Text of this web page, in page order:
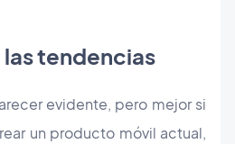
las tendencias
evidente, pero mejor si
un producto móvil actual,